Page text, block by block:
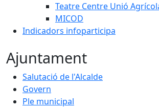
Teatre Centre Unió
MICOD
Indicadors infoparticipa
Ajuntament
Salutació de l'Alcalde
Govern
Ple municipal